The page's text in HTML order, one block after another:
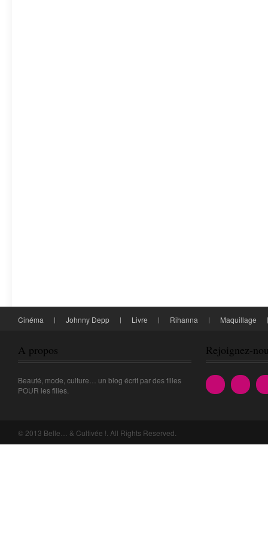
Cinéma Johnny Depp Livre Rihanna
Maquillage
A propos
Beauté, mode, culture… un blog écrit par des filles
POUR les filles.
Rejoignez-
© 2013 Belle… & Cultivée !. All Rights Reserved.